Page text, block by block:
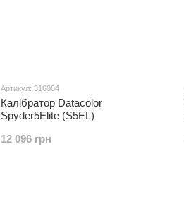
Артикул: 316004
Калібратор Datacolor
Spyder5Elite (S5EL)
12 096 грн